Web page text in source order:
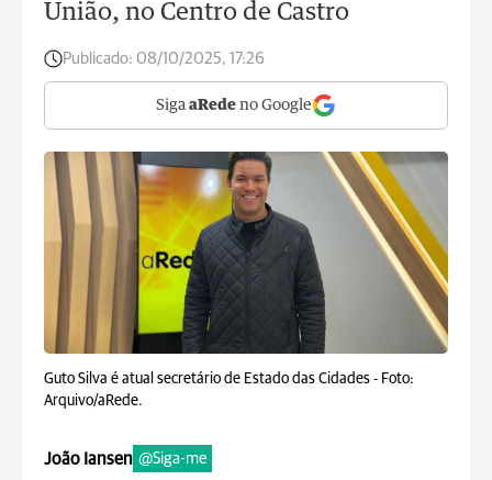
União, no Centro de Castro
Publicado: 08/10/2025, 17:26
Siga aRede no Google
Guto Silva é atual secretário de Estado das Cidades - Foto:
Arquivo/aRede.
João Iansen @Siga-me